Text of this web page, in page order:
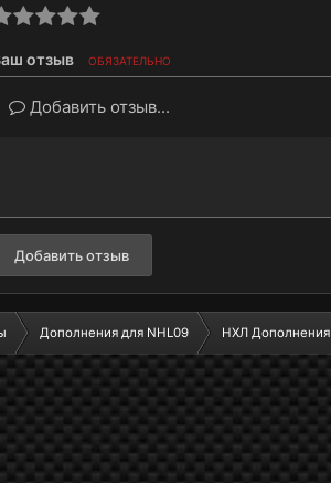
отзыв ОБЯЗАТЕЛЬНО
Добавить отзыв...
Добавить отзыв
Дополнения для NHL09 НХЛ Дополнения